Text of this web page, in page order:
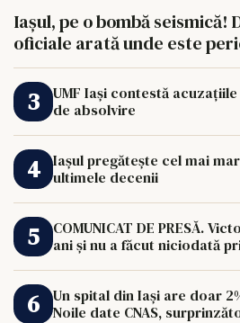
Iașul, pe o bombă seismică!
oficiale arată unde este
UMF Iași contestă
de absolvire
Iașul pregătește cel mai
ultimele decenii
COMUNICAT DE PRESĂ.
ani și nu a făcut niciodată
Un spital din Iași are doar
Noile date CNAS,